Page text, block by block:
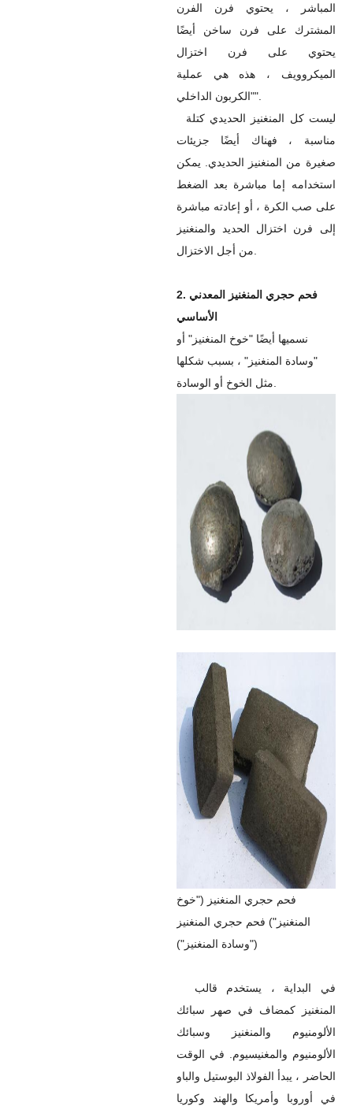
المباشر ، يحتوي فرن الفرن
المشترك على فرن ساخن أيضًا
يحتوي على فرن اختزال
الميكروويف ، هذه هي عملية
"الكربون الداخلي".
مناسبة ، فهناك أيضًا جزيئات
صغيرة من المنغنيز الحديدي. يمكن
استخدامه إما مباشرة بعد الضغط
على صب الكرة ، أو إعادته مباشرة
إلى فرن اختزال الحديد والمنغنيز
2. فحم حجري المنغنيز المعدني
الأساسي
نسميها أيضًا "خوخ المنغنيز" أو
"وسادة المنغنيز" ، بسبب شكلها
فحم حجري المنغنيز ("خوخ
المنغنيز") فحم حجري المنغنيز
("وسادة المنغنيز")
المنغنيز كمضاف في صهر سبائك
الألومنيوم والمنغنيز وسبائك
الألومنيوم والمغنيسيوم. في الوقت
الحاضر ، يبدأ الفولاذ البوستيل والباو
في أوروبا وأمريكا والهند وكوريا